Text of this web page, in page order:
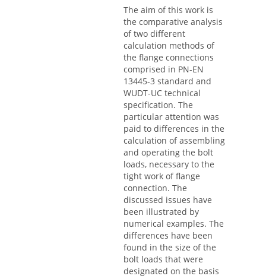
The aim of this work is
the comparative analysis
of two different
calculation methods of
the flange connections
comprised in PN-EN
13445-3 standard and
WUDT-UC technical
specification. The
particular attention was
paid to differences in the
calculation of assembling
and operating the bolt
loads, necessary to the
tight work of flange
connection. The
discussed issues have
been illustrated by
numerical examples. The
differences have been
found in the size of the
bolt loads that were
designated on the basis